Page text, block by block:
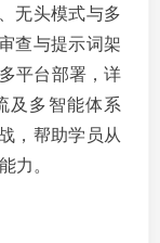
无头模式与多
查与提示词架
平台部署，详
及多智能体系
，帮助学员从
力。